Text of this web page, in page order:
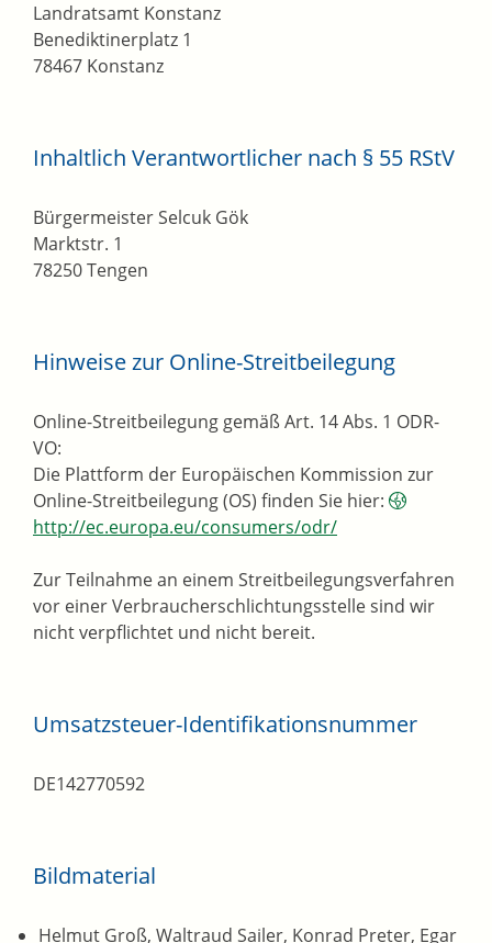
Landratsamt Konstanz
Benediktinerplatz 1
78467 Konstanz
Inhaltlich Verantwortlicher nach § 55 RStV
Bürgermeister Selcuk Gök
Marktstr. 1
78250 Tengen
Hinweise zur Online-Streitbeilegung
Online-Streitbeilegung gemäß Art. 14 Abs. 1 ODR-
VO:
Die Plattform der Europäischen Kommission zur
Online-Streitbeilegung (OS) finden Sie hier:
http://ec.europa.eu/consumers/odr/
Zur Teilnahme an einem Streitbeilegungsverfahren
vor einer Verbraucherschlichtungsstelle sind wir
nicht verpflichtet und nicht bereit.
Umsatzsteuer-Identifikationsnummer
DE142770592
Bildmaterial
Helmut Groß, Waltraud Sailer, Konrad Preter, Egar